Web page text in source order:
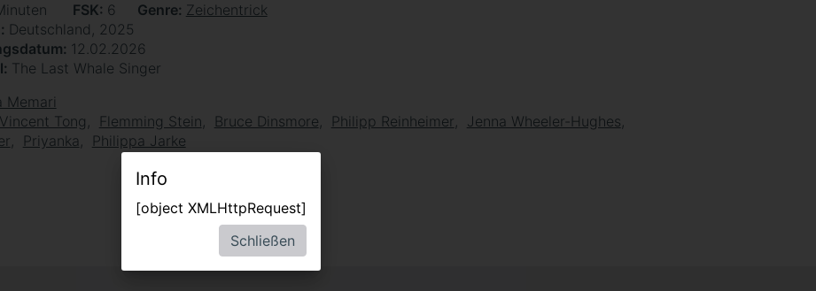
FSK 6 Genre Zeichentrick
Deutschland, 2025
12.02.2026
The Last Whale Singer
Memari
Vincent Tong Flemming Stein Bruce Dinsmore Philipp Reinheimer
Jenna Wheeler-Hughes
Priyanka Philippa Jarke
Info
[object XMLHttpRequest]
Schließen